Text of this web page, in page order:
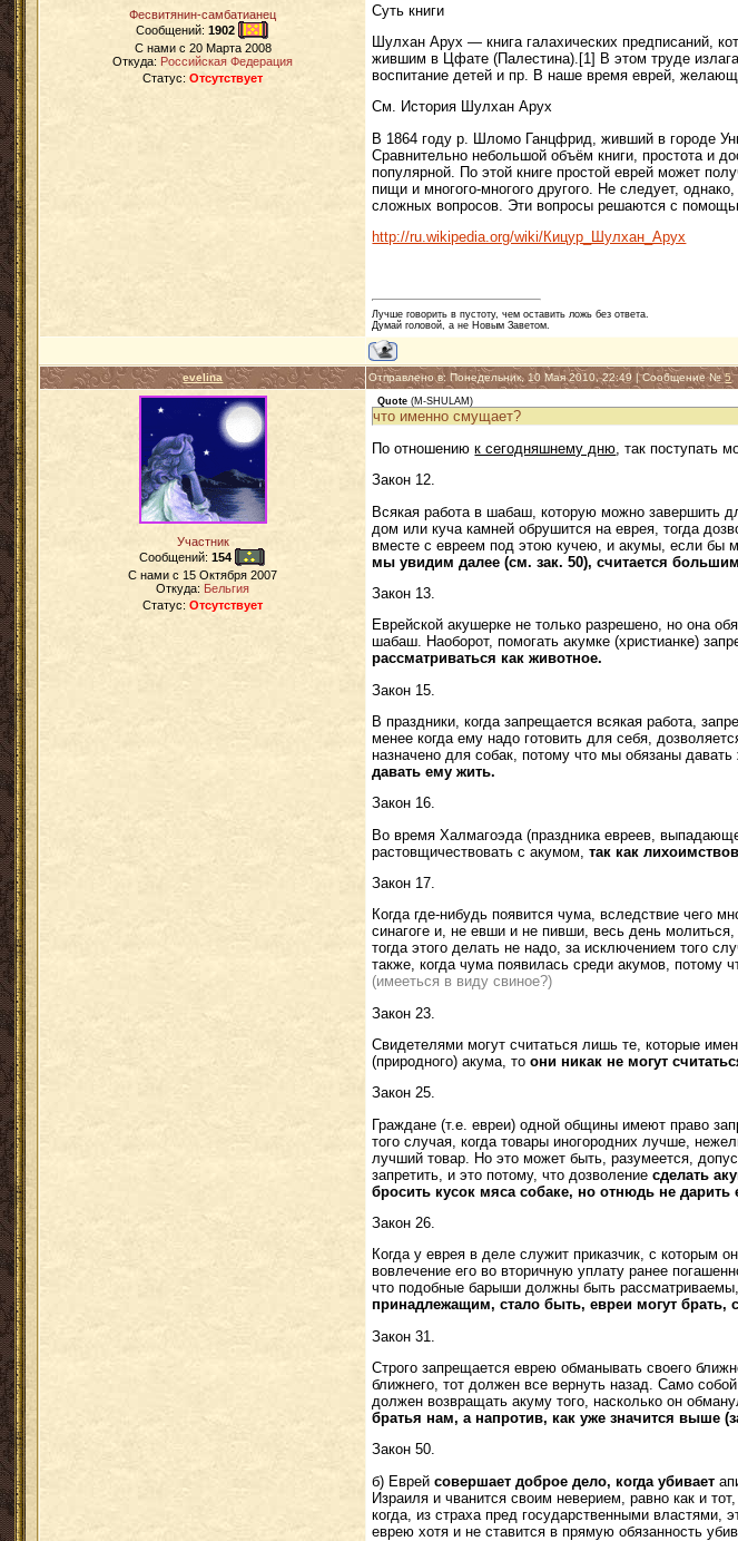
Фесвитянин-самбатианец
Сообщений:1902
C нами с 20 Марта 2008
Откуда: Российская Федерация
Статус:Отсутствует
Суть книги
Шулхан Арух — книга галахических предписаний,
жившим в Цфате (Палестина).[1] В этом труде
воспитание детей и пр. В наше время еврей,
См. История Шулхан Арух
В 1864 году р. Шломо Ганцфрид, живший в городе
Сравнительно небольшой объём книги, простота и
популярной. По этой книге простой еврей может
пищи и многого-многого другого. Не следует,
сложных вопросов. Эти вопросы решаются с
http://ru.wikipedia.org/wiki/Кицур_Шулхан_Арух
Лучше говорить в пустоту, чем оставить ложь без ответа.
Думай головой, а не Новым Заветом.
evelina Отправлено в: Понедельник, 10 Мая 2010, 22:49 | Сообщение №5
Участник
Сообщений:154
C нами с 15 Октября 2007
Откуда: Бельгия
Статус:Отсутствует
Quote (M-SHULAM)
что именно смущает?
По отношениюк сегодняшнему дню , так поступать
Закон 12.
Всякая работа в шабаш, которую можно завершить
дом или куча камней обрушится на еврея, тогда
вместе с евреем под этою кучею, и акумы, если бы
мы увидим далее (см. зак. 50), считается
Закон 13.
Еврейской акушерке не только разрешено, но она
шабаш. Наоборот, помогать акумке (христианке)
рассматриваться как животное.
Закон 15.
В праздники, когда запрещается всякая работа,
менее когда ему надо готовить для себя,
назначено для собак, потому что мы обязаны давать
давать ему жить.
Закон 16.
Во время Халмагоэда (праздника евреев,
растовщичествовать с акумом,так как
Закон 17.
Когда где-нибудь появится чума, вследствие чего
синагоге и, не евши и не пивши, весь день
тогда этого делать не надо, за исключением того
также, когда чума появилась среди акумов, потому
(имееться в виду свиное?)
Закон 23.
Свидетелями могут считаться лишь те, которые
(природного) акума, тоони никак не могут
Закон 25.
Граждане (т.е. евреи) одной общины имеют право
того случая, когда товары иногородних лучше,
лучший товар. Но это может быть, разумеется,
запретить, и это потому, что дозволениесделать
бросить кусок мяса собаке, но отнюдь не дарить
Закон 26.
Когда у еврея в деле служит приказчик, с которым
вовлечение его во вторичную уплату ранее
что подобные барыши должны быть
принадлежащим, стало быть, евреи могут брать,
Закон 31.
Строго запрещается еврею обманывать своего
ближнего, тот должен все вернуть назад. Само
должен возвращать акуму того, насколько он
братья нам, а напротив, как уже значится выше
Закон 50.
б) Еврейсовершает доброе дело, когда убивает
Израиля и чванится своим неверием, равно как и
когда, из страха пред государственными властями,
еврею хотя и не ставится в прямую обязанность